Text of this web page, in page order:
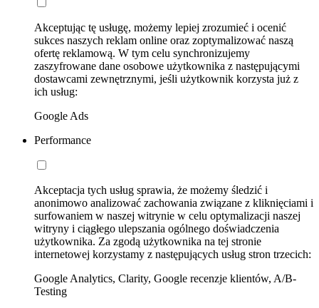
Akceptując tę usługę, możemy lepiej zrozumieć i ocenić
sukces naszych reklam online oraz zoptymalizować naszą
ofertę reklamową. W tym celu synchronizujemy
zaszyfrowane dane osobowe użytkownika z następującymi
dostawcami zewnętrznymi, jeśli użytkownik korzysta już z
ich usług:
Google Ads
Performance
Akceptacja tych usług sprawia, że możemy śledzić i
anonimowo analizować zachowania związane z kliknięciami i
surfowaniem w naszej witrynie w celu optymalizacji naszej
witryny i ciągłego ulepszania ogólnego doświadczenia
użytkownika. Za zgodą użytkownika na tej stronie
internetowej korzystamy z następujących usług stron trzecich:
Google Analytics, Clarity, Google recenzje klientów, A/B-
Testing